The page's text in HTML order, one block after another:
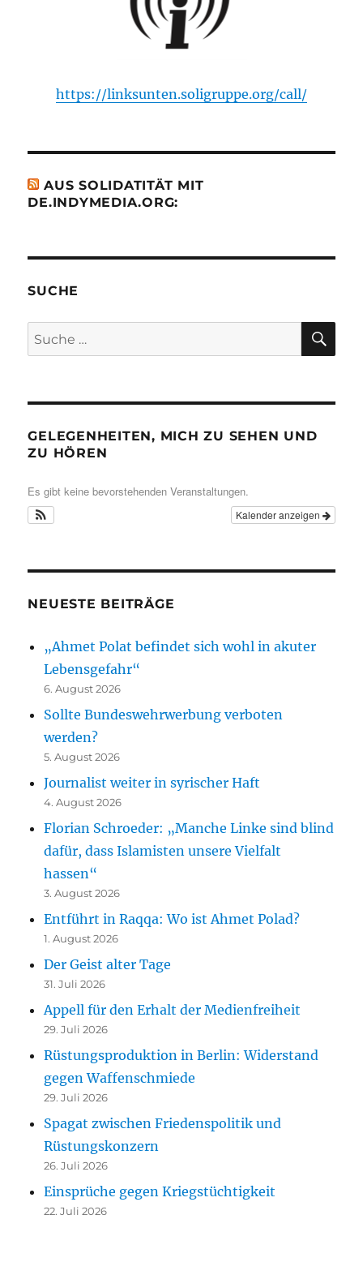
https://linksunten.soligruppe.org/call/
AUS SOLIDATITÄT MIT
DE.INDYMEDIA.ORG:
SUCHE
Suche
nach:
GELEGENHEITEN, MICH ZU SEHEN UND
ZU HÖREN
Es gibt keine bevorstehenden Veranstaltungen.
Kalender anzeigen
NEUESTE BEITRÄGE
„Ahmet Polat befindet sich wohl in akuter
Lebensgefahr“
6. August 2026
Sollte Bundeswehrwerbung verboten
werden?
5. August 2026
Journalist weiter in syrischer Haft
4. August 2026
Florian Schroeder: „Manche Linke sind blind
dafür, dass Islamisten unsere Vielfalt
hassen“
3. August 2026
Entführt in Raqqa: Wo ist Ahmet Polad?
1. August 2026
Der Geist alter Tage
31. Juli 2026
Appell für den Erhalt der Medienfreiheit
29. Juli 2026
Rüstungsproduktion in Berlin: Widerstand
gegen Waffenschmiede
29. Juli 2026
Spagat zwischen Friedenspolitik und
Rüstungskonzern
26. Juli 2026
Einsprüche gegen Kriegstüchtigkeit
22. Juli 2026